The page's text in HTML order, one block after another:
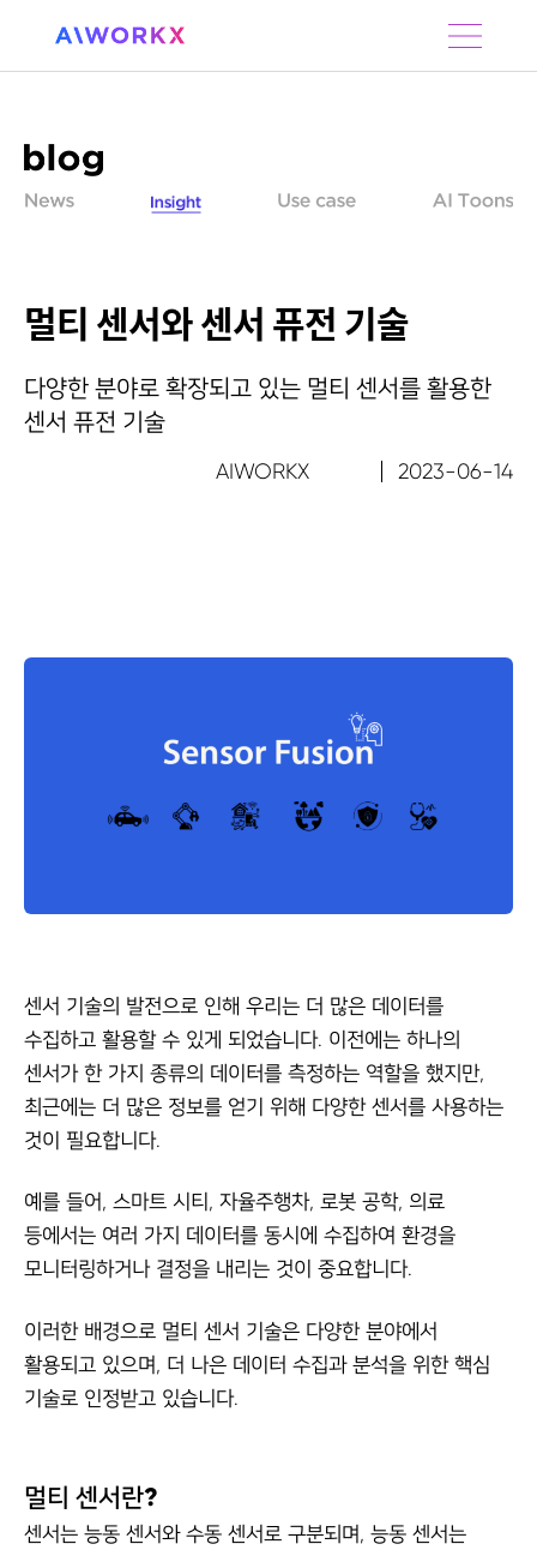
멀티 센서와 센서 퓨전 기술
AIWORKX 2023-06-14
다양한 분야로 확장되고 있는 멀티 센서를 활용한
센서 퓨전 기술
센서 기술의 발전으로 인해 우리는 더 많은 데이터를
수집하고 활용할 수 있게 되었습니다. 이전에는 하나의
센서가 한 가지 종류의 데이터를 측정하는 역할을 했지만,
최근에는 더 많은 정보를 얻기 위해 다양한 센서를 사용하는
것이 필요합니다.
예를 들어, 스마트 시티, 자율주행차, 로봇 공학, 의료
등에서는 여러 가지 데이터를 동시에 수집하여 환경을
모니터링하거나 결정을 내리는 것이 중요합니다.
이러한 배경으로 멀티 센서 기술은 다양한 분야에서
활용되고 있으며, 더 나은 데이터 수집과 분석을 위한 핵심
기술로 인정받고 있습니다.
멀티 센서란?
센서는 능동 센서와 수동 센서로 구분되며, 능동 센서는